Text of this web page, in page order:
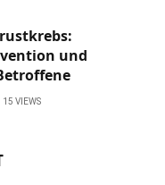
und
15 VIEWS